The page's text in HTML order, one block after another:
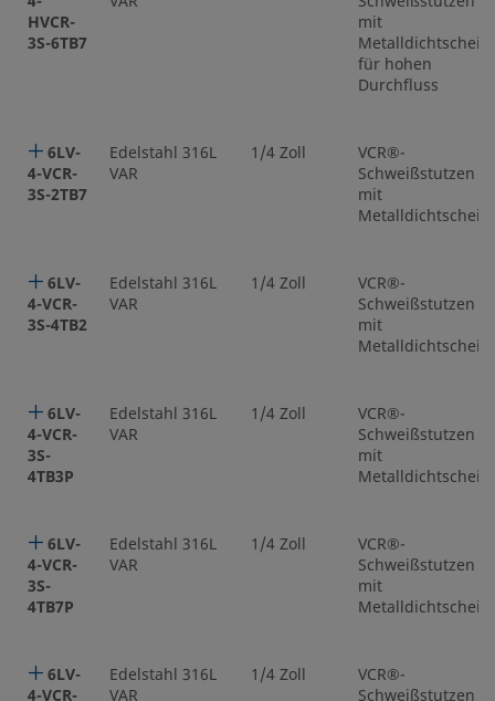
HVCR-
3S-6TB7
mit
für hohen
Durchfluss
6LV-
4-VCR-
3S-2TB7
Edelstahl 316L
VAR
1/4 Zoll
VCR®-
Schweißstutzen
mit
6LV-
4-VCR-
3S-4TB2
Edelstahl 316L
VAR
1/4 Zoll
VCR®-
Schweißstutzen
mit
6LV-
4-VCR-
3S-
4TB3P
Edelstahl 316L
VAR
1/4 Zoll
VCR®-
Schweißstutzen
mit
6LV-
4-VCR-
3S-
4TB7P
Edelstahl 316L
VAR
1/4 Zoll
VCR®-
Schweißstutzen
mit
6LV-
4-VCR-
Edelstahl 316L
VAR
1/4 Zoll
VCR®-
Schweißstutzen